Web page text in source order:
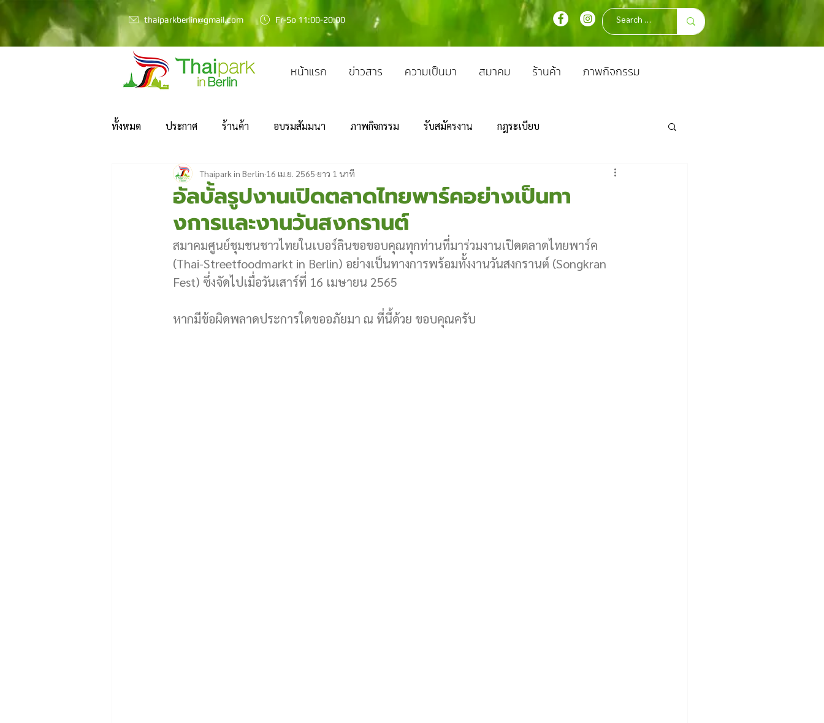
thaiparkberlin@gmail.com Fr-So 11:00-20:00
หน้าแรก ข่าวสาร ความเป็นมา สมาคม ร้านค้า ภาพกิจกรรม
ทั้งหมด ประกาศ ร้านค้า อบรมสัมมนา ภาพกิจกรรม รับสมัครงาน กฎระเบียบ
อัลบั้ลรูปงานเปิดตลาดไทยพาร์คอย่างเป็นทา
งการเเละงานวันสงกรานต์
Thaipark in Berlin 16 เม.ย. 2565 ยาว 1 นาที
สมาคมศูนย์ชุมชนชาวไทยในเบอร์ลินขอขอบคุณทุกท่านที่มาร่วมงานเปิดตลาดไทยพาร์ค
(Thai-Streetfoodmarkt in Berlin) อย่างเป็นทางการพร้อมทั้งงานวันสงกรานต์ (Songkran
Fest) ซึ่งจัดไปเมื่อวันเสาร์ที่ 16 เมษายน 2565
หากมีข้อผิดพลาดประการใดขออภัยมา ณ ที่นี้ด้วย ขอบคุณครับ